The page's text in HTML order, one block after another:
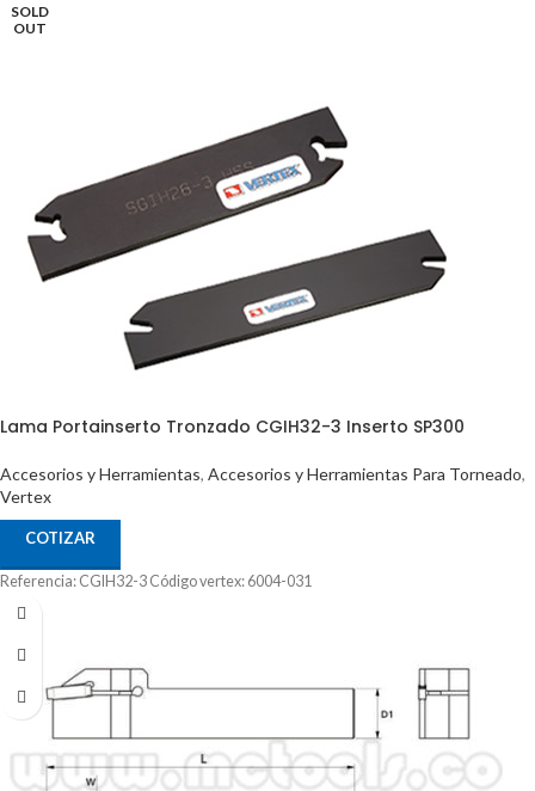
SOLD
OUT
Lama Portainserto Tronzado CGIH32-3 Inserto SP300
Accesorios y Herramientas, Accesorios y Herramientas Para Torneado,
Vertex
COTIZAR
Referencia: CGIH32-3 Código vertex: 6004-031